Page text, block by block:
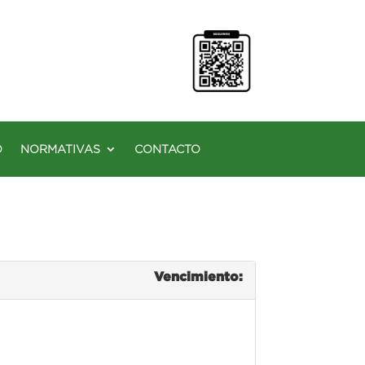
NORMATIVAS CONTACTO
Vencimiento: